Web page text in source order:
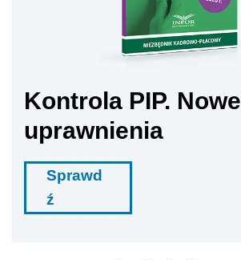
Kontrola PIP. Nowe
uprawnienia
Sprawd
ź